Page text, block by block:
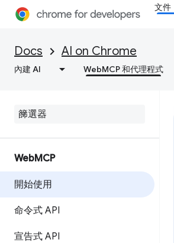
文件
Docs AI on Chrome
內建 AI WebMCP 和代理程式
WebMCP
開始使用
命令式 API
宣告式 API